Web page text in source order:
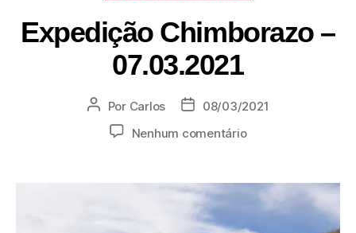
Expedição Chimborazo –
07.03.2021
Por Carlos
08/03/2021
Nenhum comentário